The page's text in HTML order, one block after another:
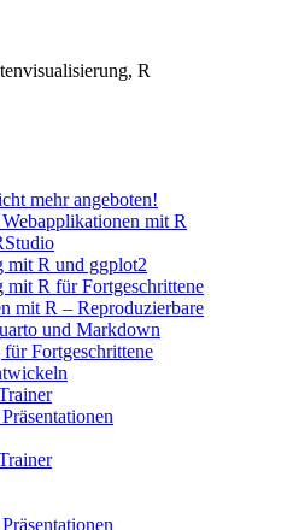
R
mehr angeboten!
mit R
mit R und ggplot2
mit R für Fortgeschrittene
mit R – Reproduzierbare
und Markdown
Fortgeschrittene